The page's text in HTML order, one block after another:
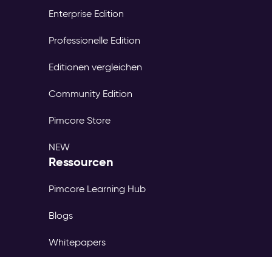
Enterprise Edition
Professionelle Edition
Editionen vergleichen
Community Edition
Pimcore Store
NEW
Ressourcen
Pimcore Learning Hub
Blogs
Whitepapers